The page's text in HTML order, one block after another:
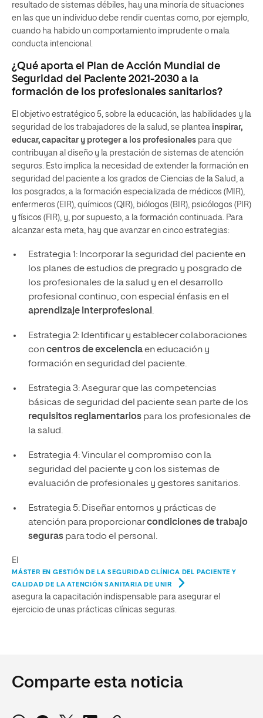
resultado de sistemas débiles, hay una minoría de situaciones
en las que un individuo debe rendir cuentas como, por ejemplo,
cuando ha habido un comportamiento imprudente o mala
conducta intencional.
¿Qué aporta el Plan de Acción Mundial de
Seguridad del Paciente 2021-2030 a la
formación de los profesionales sanitarios?
El objetivo estratégico 5, sobre la educación, las habilidades y la
seguridad de los trabajadores de la salud, se plantea inspirar,
educar, capacitar y proteger a los profesionales para que
contribuyan al diseño y la prestación de sistemas de atención
seguros. Esto implica la necesidad de extender la formación en
seguridad del paciente a los grados de Ciencias de la Salud, a
los posgrados, a la formación especializada de médicos (MIR),
enfermeros (EIR), químicos (QIR), biólogos (BIR), psicólogos (PIR)
y físicos (FIR), y, por supuesto, a la formación continuada. Para
alcanzar esta meta, hay que avanzar en cinco estrategias:
Estrategia 1: Incorporar la seguridad del paciente en
los planes de estudios de pregrado y posgrado de
los profesionales de la salud y en el desarrollo
profesional continuo, con especial énfasis en el
aprendizaje interprofesional .
Estrategia 2: Identificar y establecer colaboraciones
concentros de excelenciaen educación y
formación en seguridad del paciente.
Estrategia 3: Asegurar que las competencias
básicas de seguridad del paciente sean parte de los
requisitos reglamentariospara los profesionales de
la salud.
Estrategia 4: Vincular el compromiso con la
seguridad del paciente y con los sistemas de
evaluación de profesionales y gestores sanitarios.
Estrategia 5: Diseñar entornos y prácticas de
atención para proporcionarcondiciones de trabajo
seguraspara todo el personal.
El
MÁSTER EN GESTIÓN DE LA SEGURIDAD CLÍNICA DEL PACIENTE Y
CALIDAD DE LA ATENCIÓN SANITARIA DE UNIR
asegura la capacitación indispensable para asegurar el
ejercicio de unas prácticas clínicas seguras.
Comparte esta noticia